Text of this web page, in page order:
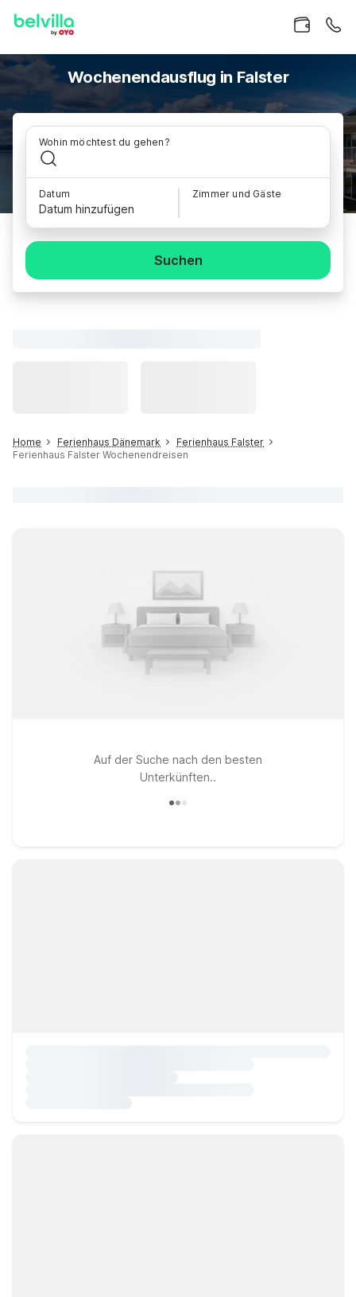
Wochenendausflug in Falster
Wohin möchtest du gehen?
Datum
Datum hinzufügen
Zimmer und Gäste
Suchen
Home Ferienhaus Dänemark
Ferienhaus Falster
Ferienhaus Falster Wochenendreisen
Auf der Suche nach den besten
Unterkünften..